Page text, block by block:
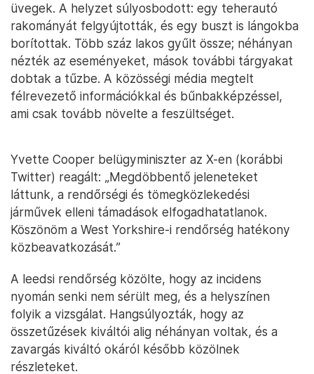
üvegek. A helyzet súlyosbodott: egy teherautó
rakományát felgyújtották, és egy buszt is lángokba
borítottak. Több száz lakos gyűlt össze; néhányan
nézték az eseményeket, mások további tárgyakat
dobtak a tűzbe. A közösségi média megtelt
félrevezető információkkal és bűnbakképzéssel,
ami csak tovább növelte a feszültséget.
Yvette Cooper belügyminiszter az X-en (korábbi
Twitter) reagált: „Megdöbbentő jeleneteket
láttunk, a rendőrségi és tömegközlekedési
járművek elleni támadások elfogadhatatlanok.
Köszönöm a West Yorkshire-i rendőrség hatékony
közbeavatkozását.”
A leedsi rendőrség közölte, hogy az incidens
nyomán senki nem sérült meg, és a helyszínen
folyik a vizsgálat. Hangsúlyozták, hogy az
összetűzések kiváltói alig néhányan voltak, és a
zavargás kiváltó okáról később közölnek
részleteket.